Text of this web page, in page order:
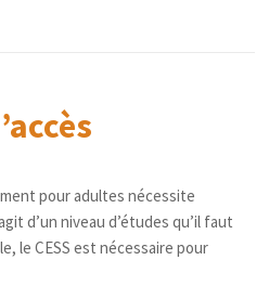
courtes. Seules, elles ne
certaines
: cours de langue,
certains cours de
et maintenance de drone,
possible d’obtenir destitres
d’Aptitudes
Certificat d’Aptitudes
Supérieur
pour adultes nécessite
d’un niveau d’études qu’il faut
le CESS est nécessaire pour